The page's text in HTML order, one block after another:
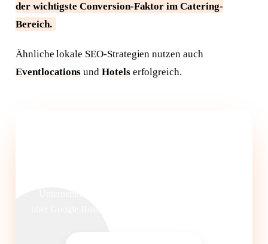
der wichtigste Conversion-Faktor im Catering-
Bereich.
Ähnliche lokale SEO-Strategien nutzen auch
Eventlocations und Hotelserfolgreich.